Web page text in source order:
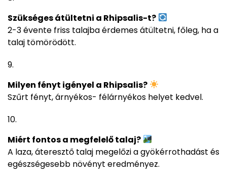
Szükséges átültetni a Rhipsalis-t?
2-3 évente friss talajba érdemes átültetni, főleg, ha a
talaj tömörödött.
Milyen fényt igényel a Rhipsalis?
Szűrt fényt, árnyékos- félárnyékos helyet kedvel.
Miért fontos a megfelelő talaj?
A laza, áteresztő talaj megelőzi a gyökérrothadást és
egészségesebb növényt eredményez.